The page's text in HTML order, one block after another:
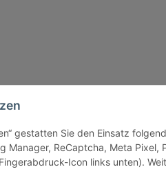
gestatten Sie den Einsatz
Manager, ReCaptcha, Meta
Icon links unten).